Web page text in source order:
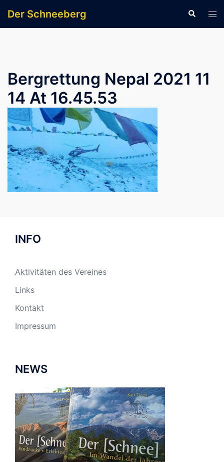
Inhalt
Der Schneeberg Suche
Bergrettung Nepal 2021 11
14 At 16.45.53
INFO
Aktivitäten des Vereines
Links
Kontakt
Impressum
NEWS